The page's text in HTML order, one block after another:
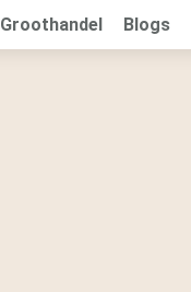
Groothandel Blogs